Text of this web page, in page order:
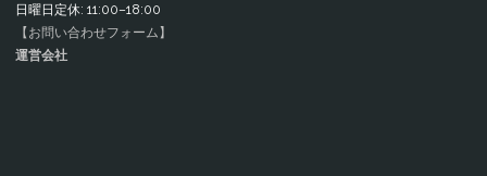
日曜日定休: 11:00–18:00
【お問い合わせフォーム】
運営会社